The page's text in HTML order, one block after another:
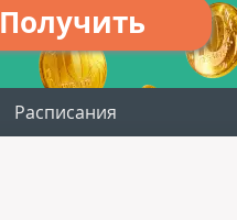
Получить
Расписания